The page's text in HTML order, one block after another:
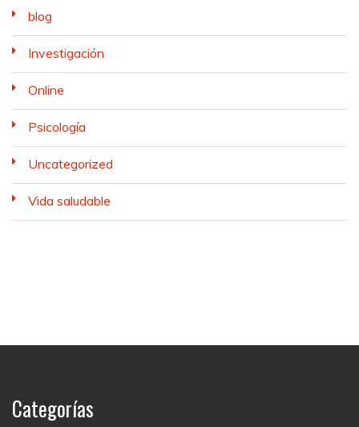
blog
Investigación
Online
Psicología
Uncategorized
Vida saludable
Categorías